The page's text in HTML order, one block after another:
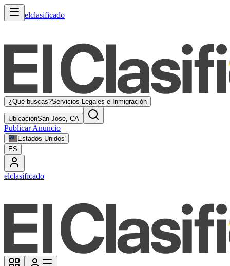
elclasificado
¿Qué buscas?Servicios Legales e Inmigración
UbicaciónSan Jose, CA
Publicar Anuncio
Estados Unidos
ES
elclasificado